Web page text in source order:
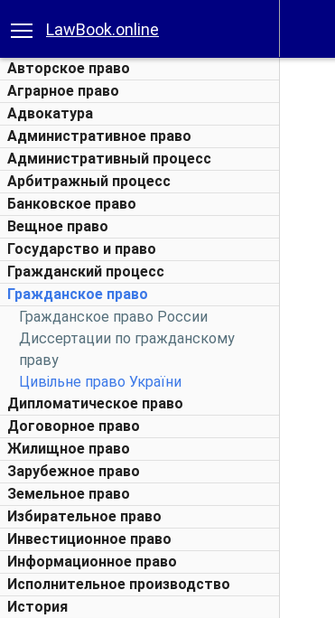
LawBook.online
Авторское право
Аграрное право
Адвокатура
Административное право
Административный процесс
Арбитражный процесс
Банковское право
Вещное право
Государство и право
Гражданский процесс
Гражданское право
Гражданское право России
Диссертации по гражданскому
праву
Цивільне право України
Дипломатическое право
Договорное право
Жилищное право
Зарубежное право
Земельное право
Избирательное право
Инвестиционное право
Информационное право
Исполнительное производство
История